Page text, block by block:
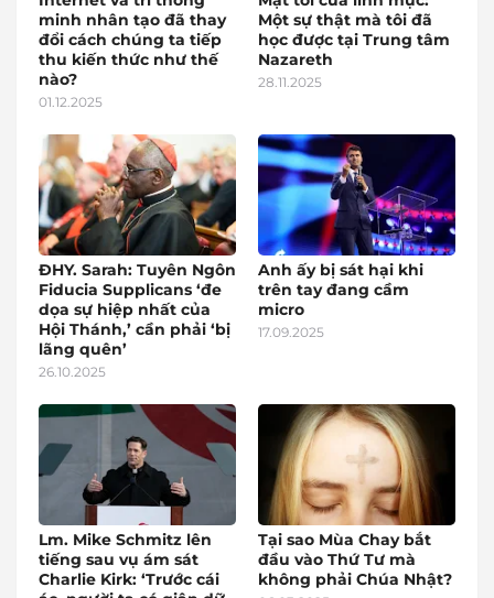
minh nhân tạo đã thay
đổi cách chúng ta tiếp
thu kiến thức như thế
nào?
01.12.2025
Một sự thật mà tôi đã
học được tại Trung tâm
Nazareth
28.11.2025
ĐHY. Sarah: Tuyên Ngôn
Fiducia Supplicans ‘đe
dọa sự hiệp nhất của
Hội Thánh,’ cần phải ‘bị
lãng quên’
26.10.2025
Anh ấy bị sát hại khi
trên tay đang cầm
micro
17.09.2025
Lm. Mike Schmitz lên
tiếng sau vụ ám sát
Charlie Kirk: ‘Trước cái
Tại sao Mùa Chay bắt
đầu vào Thứ Tư mà
không phải Chúa Nhật?